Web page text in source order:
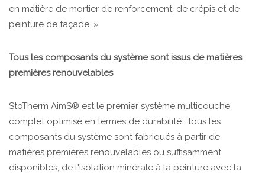
en matière de mortier de renforcement, de crépis et de
peinture de façade. »
Tous les composants du système sont issus de matières
premières renouvelables
StoTherm AimS® est le premier système multicouche
complet optimisé en termes de durabilité : tous les
composants du système sont fabriqués à partir de
matières premières renouvelables ou suffisamment
disponibles, de l'isolation minérale à la peinture avec la